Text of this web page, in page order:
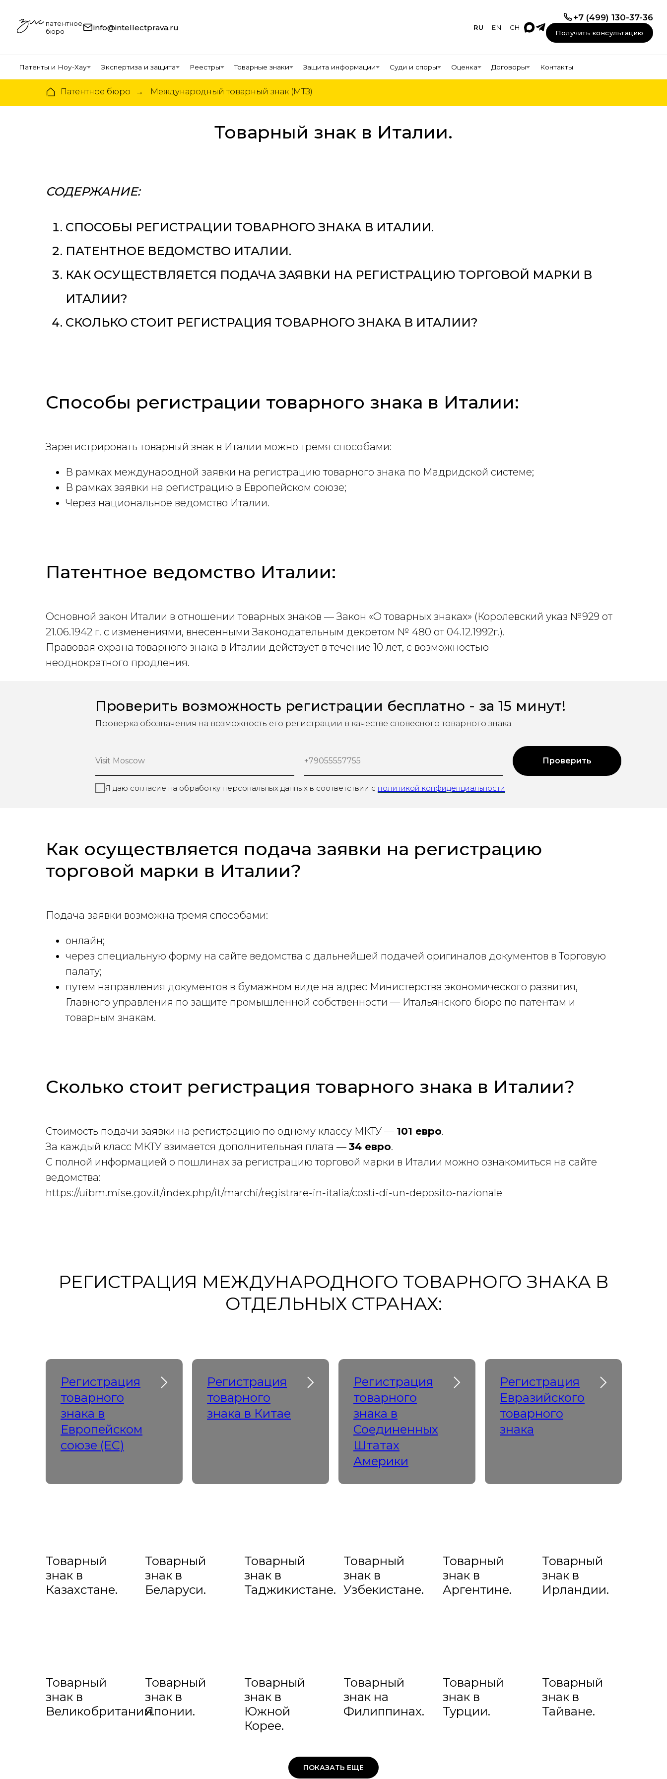
патентное
бюро
info@intellectprava.ru RU EN CH
+7 (499) 130-37-36
Получить консультацию
Патенты и Ноу-Хау Экспертиза и защита Реестры Товарные знаки Защита информации Суди и споры Оценка Договоры Контакты
Патентное бюро → Международный товарный знак (МТЗ)
Товарный знак в Италии.
СОДЕРЖАНИЕ:
СПОСОБЫ РЕГИСТРАЦИИ ТОВАРНОГО ЗНАКА В ИТАЛИИ.
ПАТЕНТНОЕ ВЕДОМСТВО ИТАЛИИ.
КАК ОСУЩЕСТВЛЯЕТСЯ ПОДАЧА ЗАЯВКИ НА РЕГИСТРАЦИЮ ТОРГОВОЙ МАРКИ В
ИТАЛИИ?
СКОЛЬКО СТОИТ РЕГИСТРАЦИЯ ТОВАРНОГО ЗНАКА В ИТАЛИИ?
Способы регистрации товарного знака в Италии:
Зарегистрировать товарный знак в Италии можно тремя способами:
В рамках международной заявки на регистрацию товарного знака по Мадридской системе;
В рамках заявки на регистрацию в Европейском союзе;
Через национальное ведомство Италии.
Патентное ведомство Италии:
Основной закон Италии в отношении товарных знаков — Закон «О товарных знаках» (Королевский указ №929 от
21.06.1942 г. с изменениями, внесенными Законодательным декретом № 480 от 04.12.1992г.).
Правовая охрана товарного знака в Италии действует в течение 10 лет, с возможностью
неоднократного продления.
Проверить возможность регистрации бесплатно - за 15 минут!
Проверка обозначения на возможность его регистрации в качестве словесного товарного знака.
Visit Moscow +79055557755
Я даю согласие на обработку персональных данных в соответствии с политикой конфиденциальности
Проверить
Как осуществляется подача заявки на регистрацию
торговой марки в Италии?
Подача заявки возможна тремя способами:
онлайн;
через специальную форму на сайте ведомства с дальнейшей подачей оригиналов документов в Торговую
палату;
путем направления документов в бумажном виде на адрес Министерства экономического развития,
Главного управления по защите промышленной собственности — Итальянского бюро по патентам и
товарным знакам.
Сколько стоит регистрация товарного знака в Италии?
Стоимость подачи заявки на регистрацию по одному классу МКТУ — 101 евро.
За каждый класс МКТУ взимается дополнительная плата — 34 евро.
С полной информацией о пошлинах за регистрацию торговой марки в Италии можно ознакомиться на сайте
ведомства:
https://uibm.mise.gov.it/index.php/it/marchi/registrare-in-italia/costi-di-un-deposito-nazionale
РЕГИСТРАЦИЯ МЕЖДУНАРОДНОГО ТОВАРНОГО ЗНАКА В
ОТДЕЛЬНЫХ СТРАНАХ:
Регистрация
товарного
знака в
Европейском
союзе (ЕС)
Регистрация
товарного
знака в Китае
Регистрация
товарного
знака в
Соединенных
Штатах
Америки
Регистрация
Евразийского
товарного
знака
Товарный
знак в
Казахстане.
Товарный
знак в
Беларуси.
Товарный
знак в
Таджикистане.
Товарный
знак в
Узбекистане.
Товарный
знак в
Аргентине.
Товарный
знак в
Ирландии.
Товарный
знак в
Великобритании.
Товарный
знак в
Японии.
Товарный
знак в
Южной
Корее.
Товарный
знак на
Филиппинах.
Товарный
знак в
Турции.
Товарный
знак в
Тайване.
ПОКАЗАТЬ ЕЩЕ